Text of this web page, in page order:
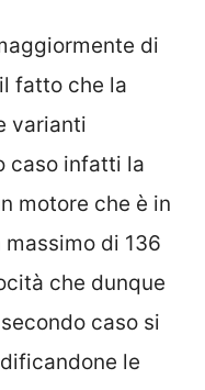
di
fatto che la
varianti
caso infatti la
motore che è in
di 136
che dunque
caso si
le